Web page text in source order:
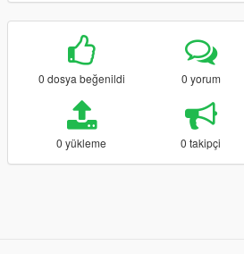
0 dosya beğenildi 0 yorum
0 yükleme 0 takipçi